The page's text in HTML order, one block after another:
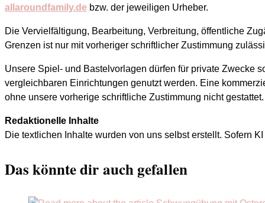
allaroundfamily.de bzw. der jeweiligen Urheber.
Die Vervielfältigung, Bearbeitung, Verbreitung, öffentliche
Grenzen ist nur mit vorheriger schriftlicher Zustimmung
Unsere Spiel- und Bastelvorlagen dürfen für private Zwecke
vergleichbaren Einrichtungen genutzt werden. Eine
ohne unsere vorherige schriftliche Zustimmung nicht gestattet.
Redaktionelle Inhalte
Die textlichen Inhalte wurden von uns selbst erstellt. Sofern
Das könnte dir auch gefallen